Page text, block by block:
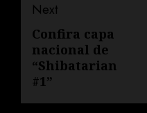
Next
Confira capa
nacional de
“Shibatarian
#1”